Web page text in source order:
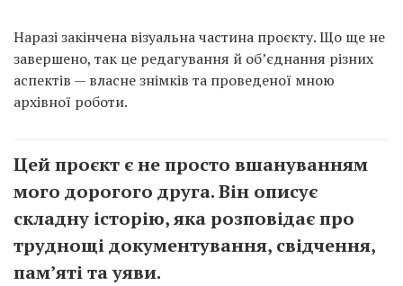
Наразі закінчена візуальна частина проєкту. Що ще не
завершено, так це редагування й об’єднання різних
аспектів — власне знімків та проведеної мною
архівної роботи.
Цей проєкт є не просто вшануванням
мого дорогого друга. Він описує
складну історію, яка розповідає про
труднощі документування, свідчення,
пам’яті та уяви.